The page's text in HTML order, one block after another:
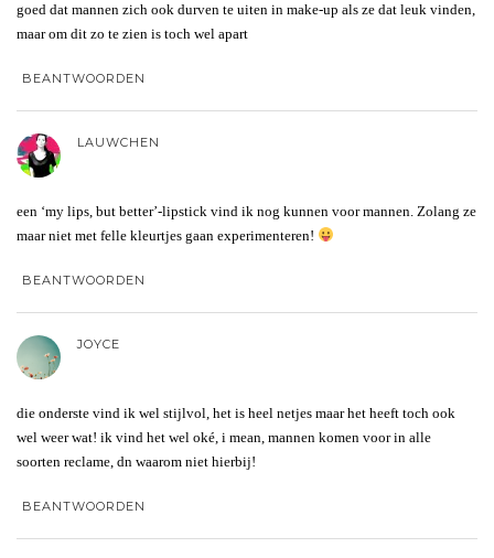
goed dat mannen zich ook durven te uiten in make-up als ze dat leuk vinden,
maar om dit zo te zien is toch wel apart
BEANTWOORDEN
LAUWCHEN
een ‘my lips, but better’-lipstick vind ik nog kunnen voor mannen. Zolang ze
maar niet met felle kleurtjes gaan experimenteren!
BEANTWOORDEN
JOYCE
die onderste vind ik wel stijlvol, het is heel netjes maar het heeft toch ook
wel weer wat! ik vind het wel oké, i mean, mannen komen voor in alle
soorten reclame, dn waarom niet hierbij!
BEANTWOORDEN